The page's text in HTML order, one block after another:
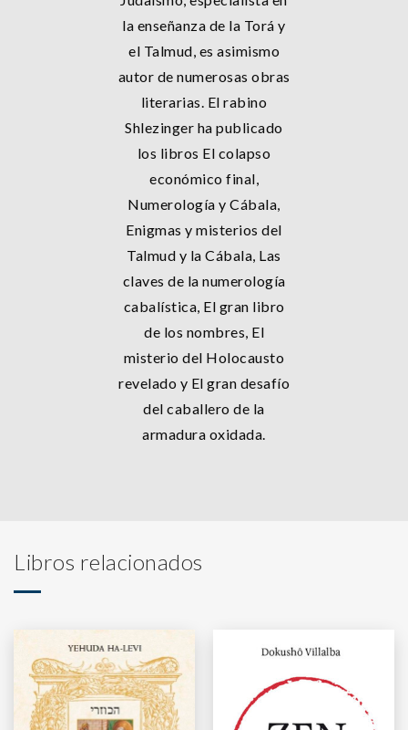
la enseñanza de la Torá y
el Talmud, es asimismo
autor de numerosas obras
literarias. El rabino
Shlezinger ha publicado
los libros El colapso
económico final,
Numerología y Cábala,
Enigmas y misterios del
Talmud y la Cábala, Las
claves de la numerología
cabalística, El gran libro
de los nombres, El
misterio del Holocausto
revelado y El gran desafío
del caballero de la
armadura oxidada.
Libros relacionados